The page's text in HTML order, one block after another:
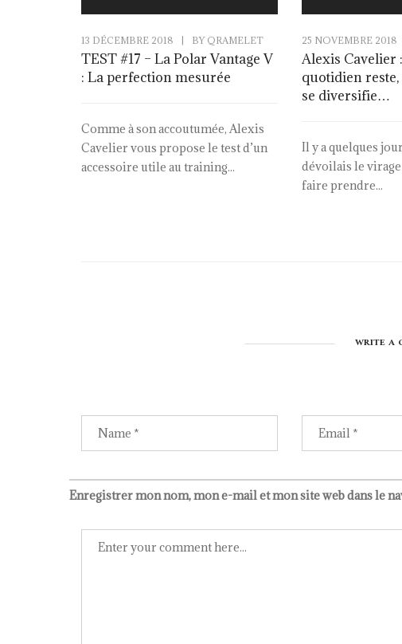
13 DÉCEMBRE 2018 BY QRAMELET
TEST #17 – La Polar Vantage V
: La perfection mesurée
Comme à son accoutumée, Alexis
Cavelier vous propose le test d’un
accessoire utile au training...
25 NOVEMBRE 2018
Alexis Cavelier
quotidien
se diversifie…
Il y a quelques
dévoilais le
faire prendre...
WRITE A
Enregistrer mon nom, mon e-mail et mon site web dans le